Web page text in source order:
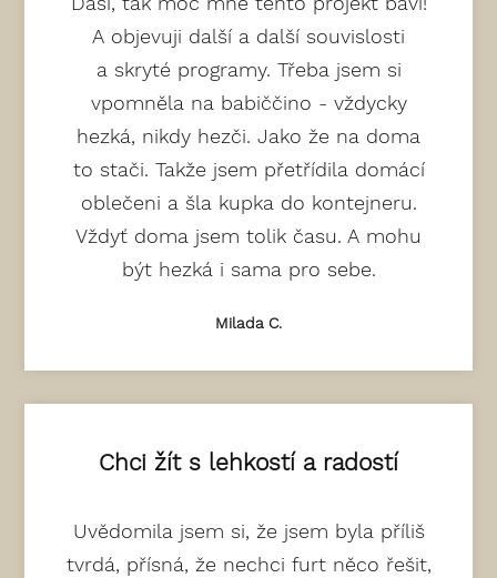
A objevuji další a další souvislosti
a skryté programy. Třeba jsem si
vpomněla na babiččino - vždycky
hezká, nikdy hezči. Jako že na doma
to stači. Takže jsem přetřídila domácí
oblečeni a šla kupka do kontejneru.
Vždyť doma jsem tolik času. A mohu
být hezká i sama pro sebe.
Milada C.
Chci žít s lehkostí a radostí
Uvědomila jsem si, že jsem byla příliš
tvrdá, přísná, že nechci furt něco řešit,